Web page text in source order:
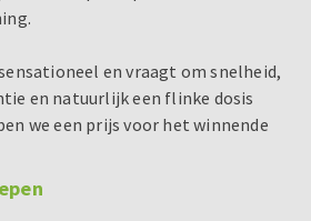
en vraagt om snelheid,
en natuurlijk een flinke dosis
we een prijs voor het winnende